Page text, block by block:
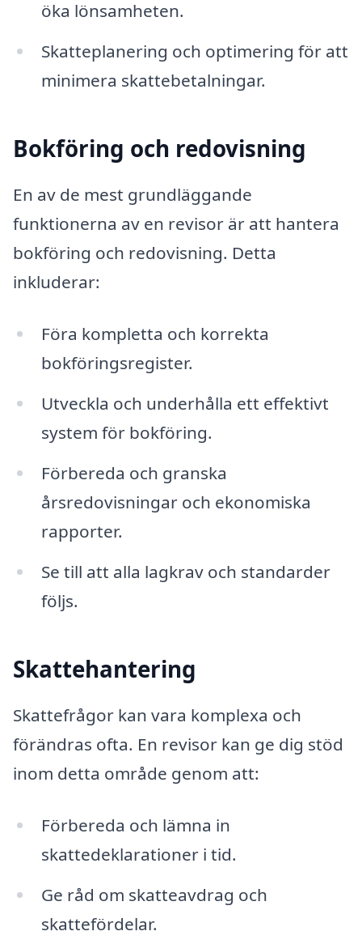
öka lönsamheten.
Skatteplanering och optimering för att
minimera skattebetalningar.
Bokföring och redovisning
En av de mest grundläggande
funktionerna av en revisor är att hantera
bokföring och redovisning. Detta
inkluderar:
Föra kompletta och korrekta
bokföringsregister.
Utveckla och underhålla ett effektivt
system för bokföring.
Förbereda och granska
årsredovisningar och ekonomiska
rapporter.
Se till att alla lagkrav och standarder
följs.
Skattehantering
Skattefrågor kan vara komplexa och
förändras ofta. En revisor kan ge dig stöd
inom detta område genom att:
Förbereda och lämna in
skattedeklarationer i tid.
Ge råd om skatteavdrag och
skattefördelar.